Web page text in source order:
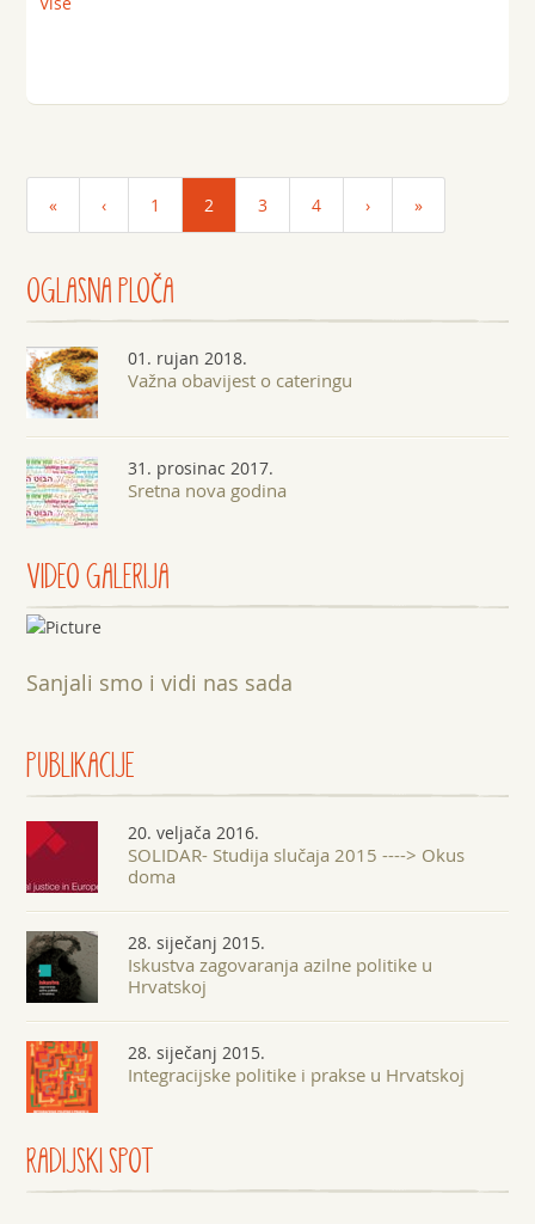
« ‹ 1 2 3 4 › »
OGLASNA PLOČA
01. rujan 2018.
Važna obavijest o cateringu
31. prosinac 2017.
Sretna nova godina
VIDEO GALERIJA
Sanjali smo i vidi nas sada
PUBLIKACIJE
20. veljača 2016.
SOLIDAR- Studija slučaja 2015 ----> Okus
doma
28. siječanj 2015.
Iskustva zagovaranja azilne politike u
Hrvatskoj
28. siječanj 2015.
Integracijske politike i prakse u Hrvatskoj
RADIJSKI SPOT